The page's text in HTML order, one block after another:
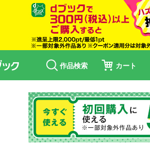
作品検索 カート